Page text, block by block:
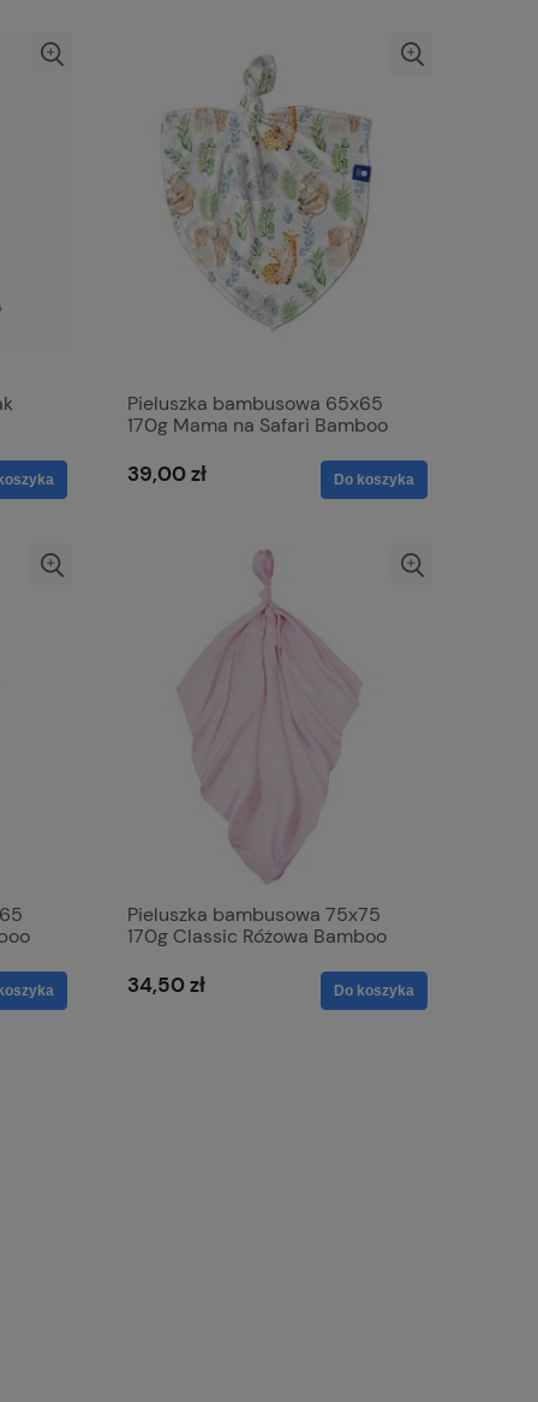
Pieluszka bambusowa 65x65
170g Mama na Safari Bamboo
39,00 zł Do koszyka
Pieluszka bambusowa 75x75
170g Classic Różowa Bamboo
34,50 zł Do koszyka